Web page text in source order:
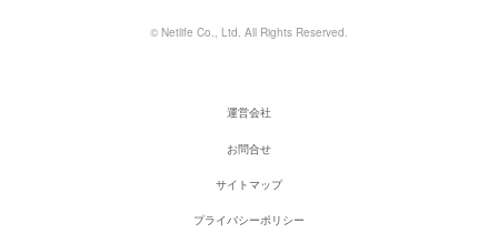
© Netlife Co., Ltd. All Rights Reserved.
運営会社
お問合せ
サイトマップ
プライバシーポリシー